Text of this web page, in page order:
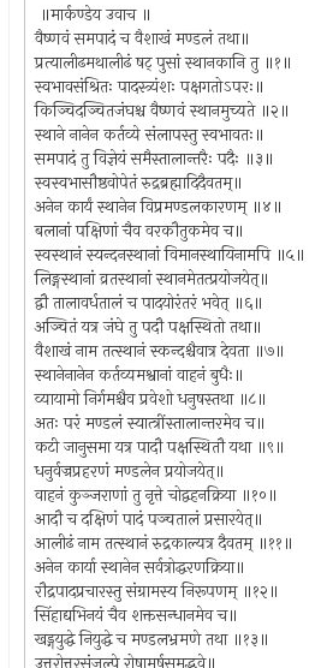
॥मार्कण्डेय उवाच ॥
वैष्णवं समपादं च वैशाखं मण्डलं तथा॥
प्रत्यालीढमथालीढं षट् पुसां स्थानकानि तु ॥१॥
स्वभावसंश्रितः पादस्त्र्यंशः पक्षगतोऽपरः॥
किञ्चिदञ्चितजंघश्च वैष्णवं स्थानमुच्यते ॥२॥
स्थाने नानेन कर्तव्ये संलापस्तु स्वभावतः॥
समपादं तु विज्ञेयं समैस्तालान्तरैः पदैः ॥३॥
स्वस्वभासौष्ठवोपेतं रुद्रब्रह्मादिदैवतम्॥
अनेन कार्यं स्थानेन विप्रमण्डलकारणम् ॥४॥
बलानां पक्षिणां चैव वरकौतुकमेव च॥
स्वस्थानं स्यन्दनस्थानां विमानस्थायिनामपि ॥५॥
लिङ्गस्थानां व्रतस्थानां स्थानमेतत्प्रयोजयेत्॥
द्वौ तालावर्धतालं च पादयोरंतरं भवेत् ॥६॥
अञ्चितं यत्र जंघे तु पदौ पक्षस्थितो तथा॥
वैशाखं नाम तत्स्थानं स्कन्दश्चैवात्र देवता ॥७॥
स्थानेनानेन कर्तव्यमश्वानां वाहनं बुधैः॥
व्यायामो निर्गमश्चैव प्रवेशो धनुषस्तथा ॥८॥
अतः परं मण्डलं स्यात्त्रींस्तालान्तरमेव च॥
कटी जानुसमा यत्र पादौ पक्षस्थितौ यथा ॥९॥
धनुर्वज्रप्रहरणं मण्डलेन प्रयोजयेत्॥
वाहनं कुञ्जराणां तु नृत्ते चोद्वहनक्रिया ॥१०॥
आदौ च दक्षिणं पादं पञ्चतालं प्रसारयेत्॥
आलीढं नाम तत्स्थानं रुद्रकाल्यत्र दैवतम् ॥११॥
अनेन कार्या स्थानेन सर्वत्रोद्धरणक्रिया॥
रौद्रपादप्रचारस्तु संग्रामस्य निरूपणम् ॥१२॥
सिंहाद्यभिनयं चैव शक्तसन्धानमेव च॥
खड्गयुद्धे नियुद्धे च मण्डलभ्रमणे तथा ॥१३॥